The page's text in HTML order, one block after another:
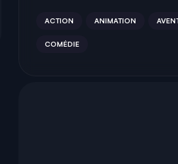
ACTION ANIMATION
COMÉDIE